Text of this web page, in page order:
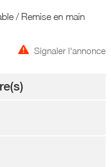
/ Remise en main
Signaler l'annonce